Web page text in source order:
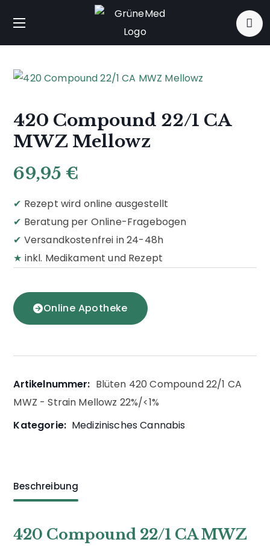
420 Compound 22/1 CA
MWZ Mellowz
69,95 €
✔ Rezept wird online ausgestellt
✔ Beratung per Online-Fragebogen
✔ Versandkostenfrei in 24-48h
★ inkl. Medikament und Rezept
Online Apotheke
Artikelnummer: Blüten 420 Compound 22/1 CA
MWZ - Strain Mellowz 22%/<1%
Kategorie: Medizinisches Cannabis
Beschreibung
420 Compound 22/1 CA MWZ